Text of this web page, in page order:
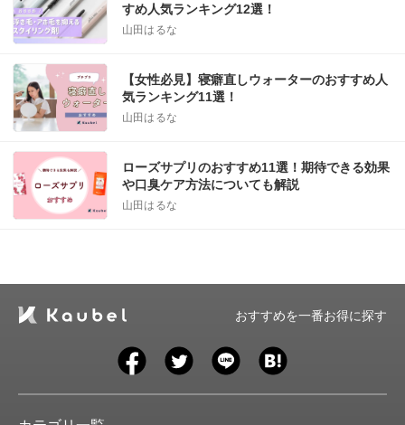
すめ人気ランキング12選！
山田はるな
【女性必見】寝癖直しウォーターのおすすめ人
気ランキング11選！
山田はるな
ローズサプリのおすすめ11選！期待できる効果
や口臭ケア方法についても解説
山田はるな
おすすめを一番お得に探す